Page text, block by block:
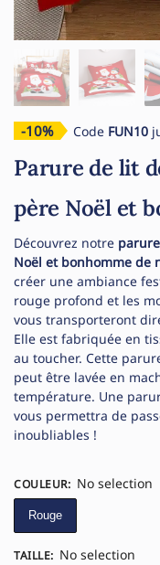
-10% Code FUN10
Parure de lit
père Noël et
Découvrez notre
Noël et bonhomme de
créer une ambiance
rouge profond et les
vous transporteront
Elle est fabriquée en
au toucher. Cette
peut être lavée en
température. Une
vous permettra de
inoubliables !
COULEUR: No selection
Rouge
TAILLE: No selection